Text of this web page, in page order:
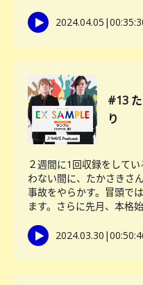
2024.04.05 |
#13
り
２週間に1回収録をして
わない間に、たかさきさ
事故をやらかす。冒頭で
ます。さらに先月、本格
2024.03.30 |